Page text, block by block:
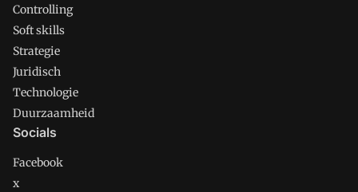
Controlling
Soft skills
Strategie
Juridisch
Technologie
Duurzaamheid
Socials
Facebook
x